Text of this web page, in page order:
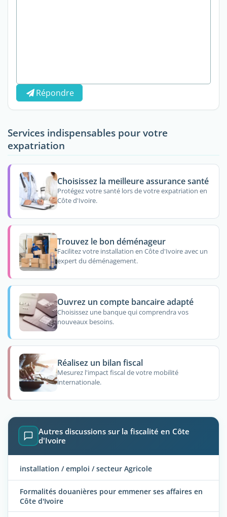
Répondre
Services indispensables pour votre
expatriation
Choisissez la meilleure assurance santé
Protégez votre santé lors de votre expatriation en
Côte d'Ivoire.
Trouvez le bon déménageur
Facilitez votre installation en Côte d'Ivoire avec un
expert du déménagement.
Ouvrez un compte bancaire adapté
Choisissez une banque qui comprendra vos
nouveaux besoins.
Réalisez un bilan fiscal
Mesurez l'impact fiscal de votre mobilité
internationale.
Autres discussions sur la fiscalité en Côte
d'Ivoire
installation / emploi / secteur Agricole
Formalités douanières pour emmener ses affaires en
Côte d'Ivoire